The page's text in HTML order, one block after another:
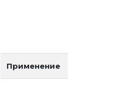
Применение